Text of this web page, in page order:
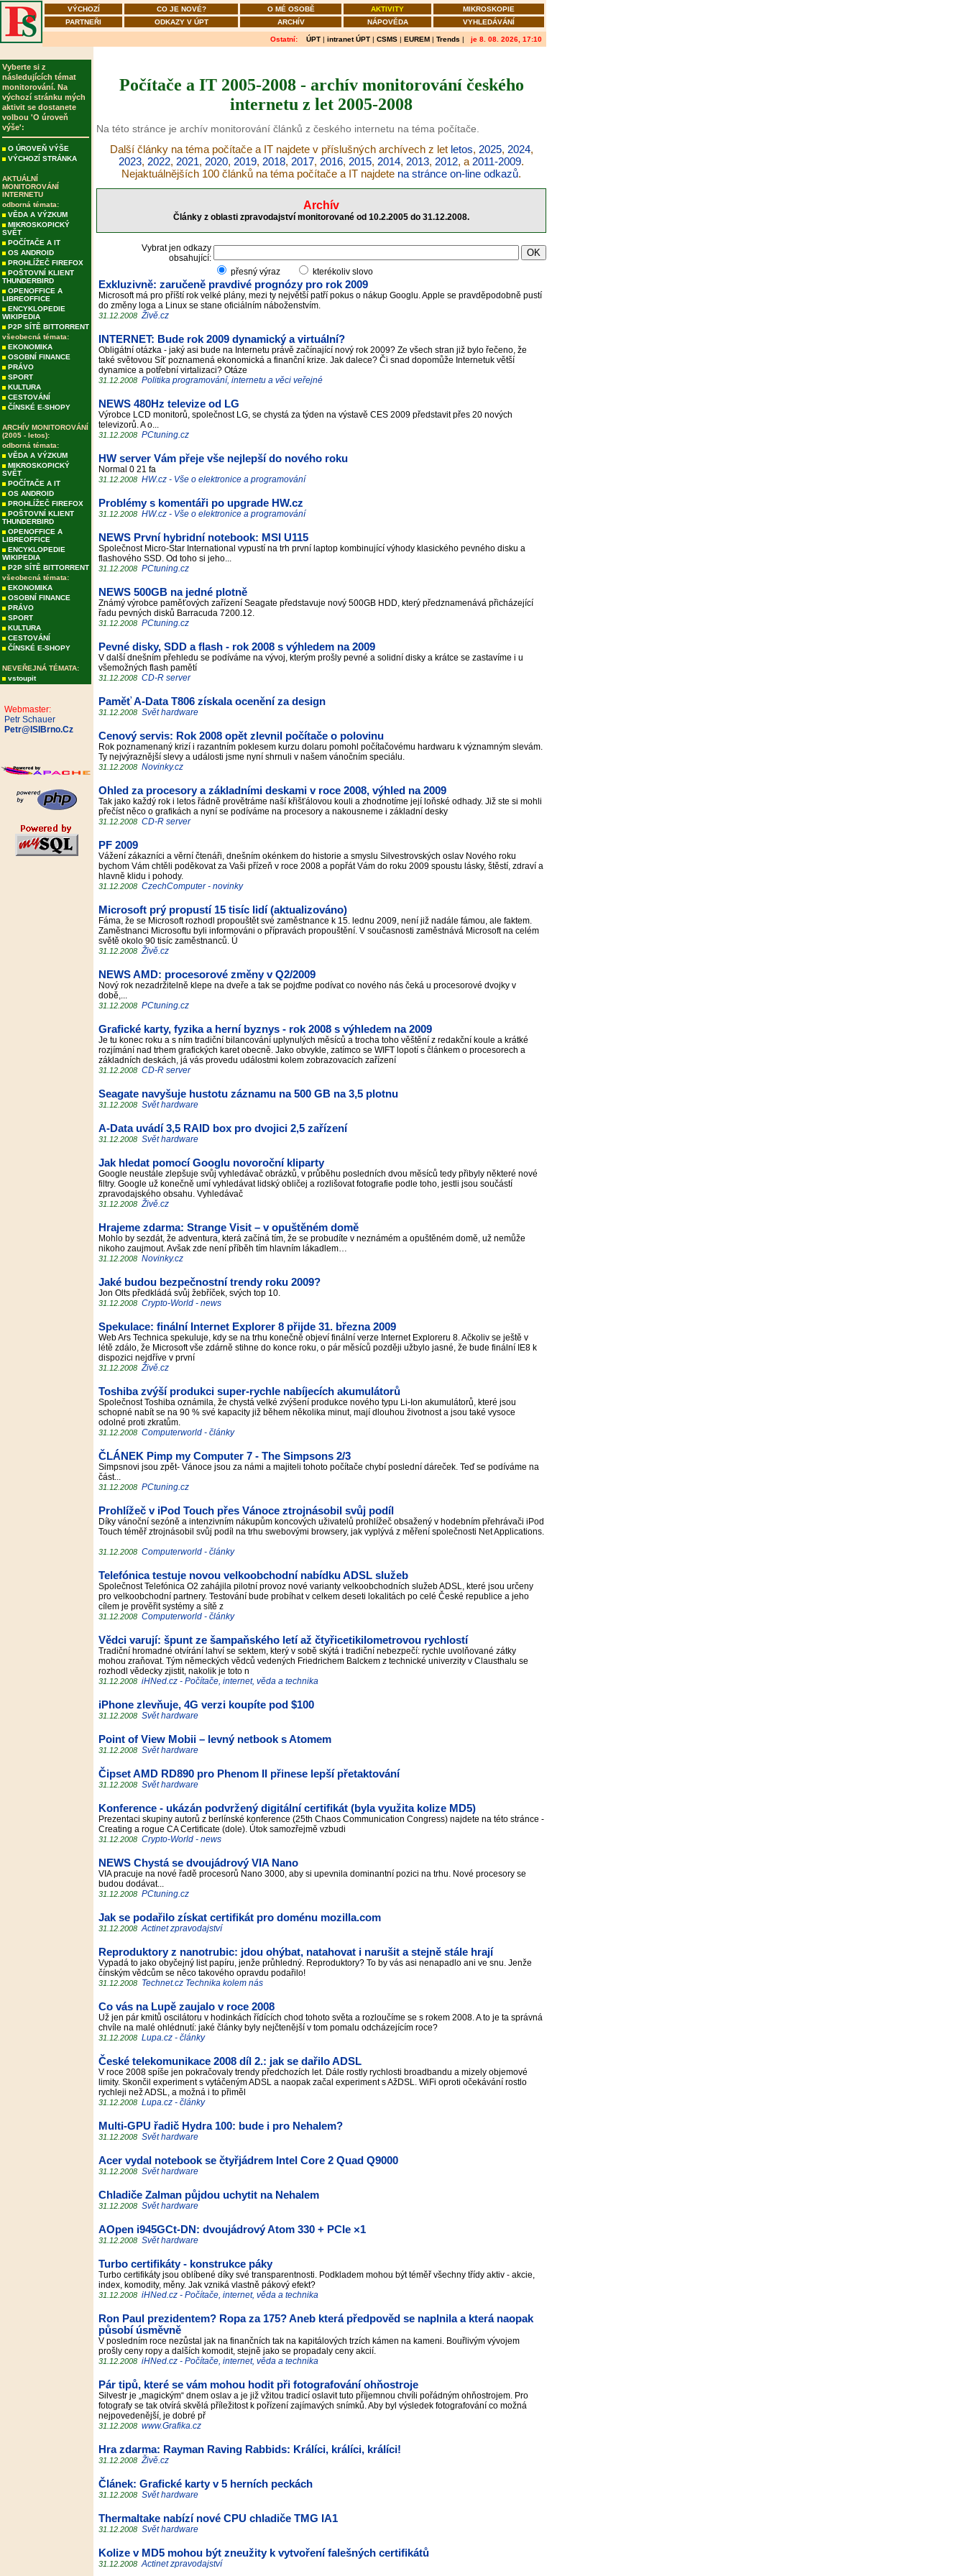
VÝCHOZÍ CO JE NOVÉ? O MÉ OSOBĚ AKTIVITY
MIKROSKOPIE
PARTNEŘI
ODKAZY V ÚPT ARCHÍV NÁPOVĚDA VYHLEDÁVÁNÍ
Ostatní: ÚPT | intranet ÚPT | CSMS | EUREM | Trends | je 8. 08. 2026, 17:10
Vyberte si z
následujících témat
monitorování. Na
výchozí stránku mých
aktivit se dostanete
volbou 'O úroveň
výše':
O ÚROVEŇ VÝŠE
VÝCHOZÍ STRÁNKA
AKTUÁLNÍ
MONITOROVÁNÍ
INTERNETU
odborná témata:
VĚDA A VÝZKUM
MIKROSKOPICKÝ
SVĚT
POČÍTAČE A IT
OS ANDROID
PROHLÍŽEČ FIREFOX
POŠTOVNÍ KLIENT
THUNDERBIRD
OPENOFFICE A
LIBREOFFICE
ENCYKLOPEDIE
WIKIPEDIA
P2P SÍTĚ BITTORRENT
všeobecná témata:
EKONOMIKA
OSOBNÍ FINANCE
PRÁVO
SPORT
KULTURA
CESTOVÁNÍ
ČÍNSKÉ E-SHOPY
ARCHÍV MONITOROVÁNÍ
(2005 - letos):
odborná témata:
VĚDA A VÝZKUM
MIKROSKOPICKÝ
SVĚT
POČÍTAČE A IT
OS ANDROID
PROHLÍŽEČ FIREFOX
POŠTOVNÍ KLIENT
THUNDERBIRD
OPENOFFICE A
LIBREOFFICE
ENCYKLOPEDIE
WIKIPEDIA
P2P SÍTĚ BITTORRENT
všeobecná témata:
EKONOMIKA
OSOBNÍ FINANCE
PRÁVO
SPORT
KULTURA
CESTOVÁNÍ
ČÍNSKÉ E-SHOPY
NEVEŘEJNÁ TÉMATA:
vstoupit
Webmaster:
Petr Schauer
Petr@ISIBrno.Cz
Počítače a IT 2005-2008 - archív monitorování českého
internetu z let 2005-2008
Na této stránce je archív monitorování článků z českého internetu na téma počítače.
Další články na téma počítače a IT najdete v příslušných archívech z let letos, 2025, 2024,
2023, 2022, 2021, 2020, 2019, 2018, 2017, 2016, 2015, 2014, 2013, 2012, a 2011-2009.
Nejaktuálnějších 100 článků na téma počítače a IT najdete na stránce on-line odkazů.
Archív
Články z oblasti zpravodajství monitorované od 10.2.2005 do 31.12.2008.
Vybrat jen odkazy
obsahující:
přesný výraz
kterékoliv slovo
Exkluzivně: zaručeně pravdivé prognózy pro rok 2009
Microsoft má pro příští rok velké plány, mezi ty největší patří pokus o nákup Googlu. Apple se pravděpodobně pustí
do změny loga a Linux se stane oficiálním náboženstvím.
31.12.2008 Živě.cz
INTERNET: Bude rok 2009 dynamický a virtuální?
Obligátní otázka - jaký asi bude na Internetu právě začínající nový rok 2009? Ze všech stran již bylo řečeno, že
také světovou Síť poznamená ekonomická a finanční krize. Jak dalece? Či snad dopomůže Internetuk větší
dynamice a potřební virtalizaci? Otáze
31.12.2008 Politika programování, internetu a věci veřejné
NEWS 480Hz televize od LG
Výrobce LCD monitorů, společnost LG, se chystá za týden na výstavě CES 2009 představit přes 20 nových
televizorů. A o...
31.12.2008 PCtuning.cz
HW server Vám přeje vše nejlepší do nového roku
Normal 0 21 fa
31.12.2008 HW.cz - Vše o elektronice a programování
Problémy s komentáři po upgrade HW.cz
31.12.2008 HW.cz - Vše o elektronice a programování
NEWS První hybridní notebook: MSI U115
Společnost Micro-Star International vypustí na trh první laptop kombinující výhody klasického pevného disku a
flashového SSD. Od toho si jeho...
31.12.2008 PCtuning.cz
NEWS 500GB na jedné plotně
Známý výrobce paměťových zařízení Seagate představuje nový 500GB HDD, který předznamenává přicházející
řadu pevných disků Barracuda 7200.12.
31.12.2008 PCtuning.cz
Pevné disky, SDD a flash - rok 2008 s výhledem na 2009
V další dnešním přehledu se podíváme na vývoj, kterým prošly pevné a solidní disky a krátce se zastavíme i u
všemožných flash pamětí
31.12.2008 CD-R server
Paměť A-Data T806 získala ocenění za design
31.12.2008 Svět hardware
Cenový servis: Rok 2008 opět zlevnil počítače o polovinu
Rok poznamenaný krizí i razantním poklesem kurzu dolaru pomohl počítačovému hardwaru k významným slevám.
Ty nejvýraznější slevy a události jsme nyní shrnuli v našem vánočním speciálu.
31.12.2008 Novinky.cz
Ohled za procesory a základními deskami v roce 2008, výhled na 2009
Tak jako každý rok i letos řádně provětráme naší křišťálovou kouli a zhodnotíme její loňské odhady. Již ste si mohli
přečíst něco o grafikách a nyní se podíváme na procesory a nakousneme i základní desky
31.12.2008 CD-R server
PF 2009
Vážení zákazníci a věrní čtenáři, dnešním okénkem do historie a smyslu Silvestrovských oslav Nového roku
bychom Vám chtěli poděkovat za Vaši přízeň v roce 2008 a popřát Vám do roku 2009 spoustu lásky, štěstí, zdraví a
hlavně klidu i pohody.
31.12.2008 CzechComputer - novinky
Microsoft prý propustí 15 tisíc lidí (aktualizováno)
Fáma, že se Microsoft rozhodl propouštět své zaměstnance k 15. lednu 2009, není již nadále fámou, ale faktem.
Zaměstnanci Microsoftu byli informováni o přípravách propouštění. V současnosti zaměstnává Microsoft na celém
světě okolo 90 tisíc zaměstnanců. Ú
31.12.2008 Živě.cz
NEWS AMD: procesorové změny v Q2/2009
Nový rok nezadržitelně klepe na dveře a tak se pojďme podívat co nového nás čeká u procesorové dvojky v
době,...
31.12.2008 PCtuning.cz
Grafické karty, fyzika a herní byznys - rok 2008 s výhledem na 2009
Je tu konec roku a s ním tradiční bilancování uplynulých měsíců a trocha toho věštění z redakční koule a krátké
rozjímání nad trhem grafických karet obecně. Jako obvykle, zatímco se WIFT lopotí s článkem o procesorech a
základních deskách, já vás provedu událostmi kolem zobrazovacích zařízení
31.12.2008 CD-R server
Seagate navyšuje hustotu záznamu na 500 GB na 3,5 plotnu
31.12.2008 Svět hardware
A-Data uvádí 3,5 RAID box pro dvojici 2,5 zařízení
31.12.2008 Svět hardware
Jak hledat pomocí Googlu novoroční kliparty
Google neustále zlepšuje svůj vyhledávač obrázků, v průběhu posledních dvou měsíců tedy přibyly některé nové
filtry. Google už konečně umí vyhledávat lidský obličej a rozlišovat fotografie podle toho, jestli jsou součástí
zpravodajského obsahu. Vyhledávač
31.12.2008 Živě.cz
Hrajeme zdarma: Strange Visit – v opuštěném domě
Mohlo by sezdát, že adventura, která začíná tím, že se probudíte v neznámém a opuštěném domě, už nemůže
nikoho zaujmout. Avšak zde není příběh tím hlavním lákadlem…
31.12.2008 Novinky.cz
Jaké budou bezpečnostní trendy roku 2009?
Jon Olts předkládá svůj žebříček, svých top 10.
31.12.2008 Crypto-World - news
Spekulace: finální Internet Explorer 8 přijde 31. března 2009
Web Ars Technica spekuluje, kdy se na trhu konečně objeví finální verze Internet Exploreru 8. Ačkoliv se ještě v
létě zdálo, že Microsoft vše zdárně stihne do konce roku, o pár měsíců později užbylo jasné, že bude finální IE8 k
dispozici nejdříve v první
31.12.2008 Živě.cz
Toshiba zvýší produkci super-rychle nabíjecích akumulátorů
Společnost Toshiba oznámila, že chystá velké zvýšení produkce nového typu Li-Ion akumulátorů, které jsou
schopné nabít se na 90 % své kapacity již během několika minut, mají dlouhou životnost a jsou také vysoce
odolné proti zkratům.
31.12.2008 Computerworld - články
ČLÁNEK Pimp my Computer 7 - The Simpsons 2/3
Simpsnovi jsou zpět- Vánoce jsou za námi a majiteli tohoto počítače chybí poslední dáreček. Teď se podíváme na
část...
31.12.2008 PCtuning.cz
Prohlížeč v iPod Touch přes Vánoce ztrojnásobil svůj podíl
Díky vánoční sezóně a intenzivním nákupům koncových uživatelů prohlížeč obsažený v hodebním přehrávači iPod
Touch téměř ztrojnásobil svůj podíl na trhu swebovými browsery, jak vyplývá z měření společnosti Net Applications.
31.12.2008 Computerworld - články
Telefónica testuje novou velkoobchodní nabídku ADSL služeb
Společnost Telefónica O2 zahájila pilotní provoz nové varianty velkoobchodních služeb ADSL, které jsou určeny
pro velkoobchodní partnery. Testování bude probíhat v celkem deseti lokalitách po celé České republice a jeho
cílem je prověřit systémy a sítě z
31.12.2008 Computerworld - články
Vědci varují: špunt ze šampaňského letí až čtyřicetikilometrovou rychlostí
Tradiční hromadné otvírání lahví se sektem, který v sobě skýtá i tradiční nebezpečí: rychle uvolňované zátky
mohou zraňovat. Tým německých vědců vedených Friedrichem Balckem z technické univerzity v Clausthalu se
rozhodl vědecky zjistit, nakolik je toto n
31.12.2008 iHNed.cz - Počítače, internet, věda a technika
iPhone zlevňuje, 4G verzi koupíte pod $100
31.12.2008 Svět hardware
Point of View Mobii – levný netbook s Atomem
31.12.2008 Svět hardware
Čipset AMD RD890 pro Phenom II přinese lepší přetaktování
31.12.2008 Svět hardware
Konference - ukázán podvržený digitální certifikát (byla využita kolize MD5)
Prezentaci skupiny autorů z berlínské konference (25th Chaos Communication Congress) najdete na této stránce -
Creating a rogue CA Certificate (dole). Útok samozřejmě vzbudi
31.12.2008 Crypto-World - news
NEWS Chystá se dvoujádrový VIA Nano
VIA pracuje na nové řadě procesorů Nano 3000, aby si upevnila dominantní pozici na trhu. Nové procesory se
budou dodávat...
31.12.2008 PCtuning.cz
Jak se podařilo získat certifikát pro doménu mozilla.com
31.12.2008 Actinet zpravodajství
Reproduktory z nanotrubic: jdou ohýbat, natahovat i narušit a stejně stále hrají
Vypadá to jako obyčejný list papíru, jenže průhledný. Reproduktory? To by vás asi nenapadlo ani ve snu. Jenže
čínským vědcům se něco takového opravdu podařilo!
31.12.2008 Technet.cz Technika kolem nás
Co vás na Lupě zaujalo v roce 2008
Už jen pár kmitů oscilátoru v hodinkách řídících chod tohoto světa a rozloučíme se s rokem 2008. A to je ta správná
chvíle na malé ohlédnutí: jaké články byly nejčtenější v tom pomalu odcházejícím roce?
31.12.2008 Lupa.cz - články
České telekomunikace 2008 díl 2.: jak se dařilo ADSL
V roce 2008 spíše jen pokračovaly trendy předchozích let. Dále rostly rychlosti broadbandu a mizely objemové
limity. Skončil experiment s vytáčeným ADSL a naopak začal experiment s AžDSL. WiFi oproti očekávání rostlo
rychleji než ADSL, a možná i to přiměl
31.12.2008 Lupa.cz - články
Multi-GPU řadič Hydra 100: bude i pro Nehalem?
31.12.2008 Svět hardware
Acer vydal notebook se čtyřjádrem Intel Core 2 Quad Q9000
31.12.2008 Svět hardware
Chladiče Zalman půjdou uchytit na Nehalem
31.12.2008 Svět hardware
AOpen i945GCt-DN: dvoujádrový Atom 330 + PCIe ×1
31.12.2008 Svět hardware
Turbo certifikáty - konstrukce páky
Turbo certifikáty jsou oblíbené díky své transparentnosti. Podkladem mohou být téměř všechny třídy aktiv - akcie,
index, komodity, měny. Jak vzniká vlastně pákový efekt?
31.12.2008 iHNed.cz - Počítače, internet, věda a technika
Ron Paul prezidentem? Ropa za 175? Aneb která předpověd se naplnila a která naopak
působí úsměvně
V posledním roce nezůstal jak na finančních tak na kapitálových trzích kámen na kameni. Bouřlivým vývojem
prošly ceny ropy a dalších komodit, stejně jako se propadaly ceny akcií.
31.12.2008 iHNed.cz - Počítače, internet, věda a technika
Pár tipů, které se vám mohou hodit při fotografování ohňostroje
Silvestr je „magickým“ dnem oslav a je již vžitou tradicí oslavit tuto příjemnou chvíli pořádným ohňostrojem. Pro
fotografy se tak otvírá skvělá příležitost k pořízení zajímavých snímků. Aby byl výsledek fotografování co možná
nejpovedenější, je dobré př
31.12.2008 www.Grafika.cz
Hra zdarma: Rayman Raving Rabbids: Králíci, králíci, králíci!
31.12.2008 Živě.cz
Článek: Grafické karty v 5 herních peckách
31.12.2008 Svět hardware
Thermaltake nabízí nové CPU chladiče TMG IA1
31.12.2008 Svět hardware
Kolize v MD5 mohou být zneužity k vytvoření falešných certifikátů
31.12.2008 Actinet zpravodajství